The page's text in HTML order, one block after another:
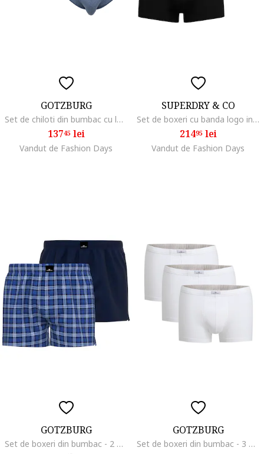
GOTZBURG
Set de chiloti din bumbac cu logo discret - 5 perechi, Gri/Albastru
13745lei
Vandut de Fashion Days
SUPERDRY & CO
Set de boxeri cu banda logo in talie - 3 perechi, Negru/Gri
21495lei
Vandut de Fashion Days
GOTZBURG
Set de boxeri din bumbac - 2 perechi, Alb/Albastru
GOTZBURG
Set de boxeri din bumbac - 3 perechi, Alb